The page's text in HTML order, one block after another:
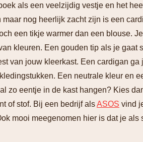
als een veelzijdig vestje en het
maar nog heerlijk zacht zijn is een
een tikje warmer dan een blouse.
kleuren. Een gouden tip als je gaat
van jouw kleerkast. Een cardigan
Een neutrale kleur en
zo eentje in de kast hangen? Kies
of stof. Bij een bedrijf alsASOS vind
mooi meegenomen hier is dat je als